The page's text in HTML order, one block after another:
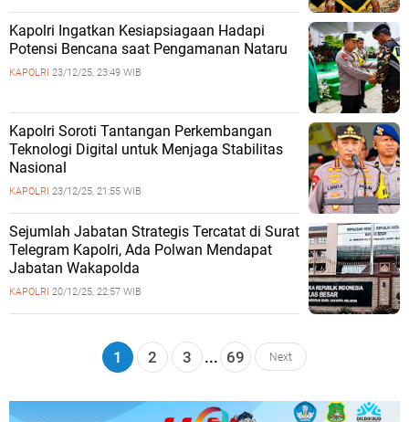
Kapolri Ingatkan Kesiapsiagaan Hadapi
Potensi Bencana saat Pengamanan Nataru
KAPOLRI 23/12/25, 23:49 WIB
Kapolri Soroti Tantangan Perkembangan
Teknologi Digital untuk Menjaga Stabilitas
Nasional
KAPOLRI 23/12/25, 21:55 WIB
Sejumlah Jabatan Strategis Tercatat di Surat
Telegram Kapolri, Ada Polwan Mendapat
Jabatan Wakapolda
KAPOLRI 20/12/25, 22:57 WIB
1 2 3 ... 69 Next